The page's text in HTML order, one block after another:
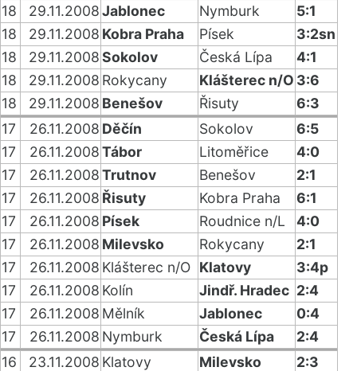
18
29.11.2008Jablonec Nymburk
5:1
18
29.11.2008 Kobra Praha Písek
3:2sn
18
29.11.2008Sokolov Česká Lípa
4:1
18
29.11.2008 Rokycany Klášterec n/O 3:6
18
29.11.2008 Benešov Řisuty
6:3
17
26.11.2008 Děčín Sokolov
6:5
17
26.11.2008Tábor Litoměřice
4:0
17
26.11.2008Trutnov Benešov
2:1
17
26.11.2008 Řisuty Kobra Praha
6:1
17
26.11.2008 Písek Roudnice n/L
4:0
17
26.11.2008 Milevsko Rokycany
2:1
17
26.11.2008 Klášterec n/O Klatovy
3:4p
17
26.11.2008 Kolín Jindř. Hradec 2:4
17
26.11.2008 Mělník Jablonec
0:4
17
26.11.2008 Nymburk Česká Lípa
2:4
16
23.11.2008 Klatovy Milevsko 2:3